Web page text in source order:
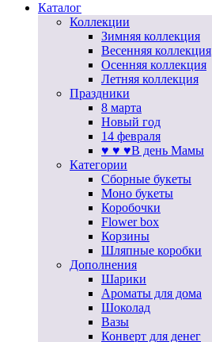
Каталог
Коллекции
Зимняя коллекция
Весенняя коллекция
Осенняя коллекция
Летняя коллекция
Праздники
8 марта
Новый год
14 февраля
♥ ♥ ♥В день Мамы
Категории
Сборные букеты
Моно букеты
Коробочки
Flower box
Корзины
Шляпные коробки
Дополнения
Шарики
Ароматы для дома
Шоколад
Вазы
Конверт для денег